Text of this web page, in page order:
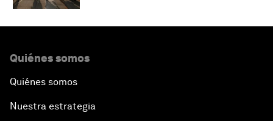
Quiénes somos
Quiénes somos
Nuestra estrategia